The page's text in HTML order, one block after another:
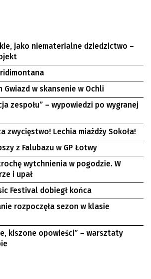
jako niematerialne dziedzictwo –
Gwiazd w skansenie w Ochli
zespołu” – wypowiedzi po wygranej
zwycięstwo! Lechia miażdży Sokoła!
z Falubazu w GP Łotwy
wytchnienia w pogodzie. W
i upał
Festival dobiegł końca
rozpoczęła sezon w klasie
kiszone opowieści” – warsztaty